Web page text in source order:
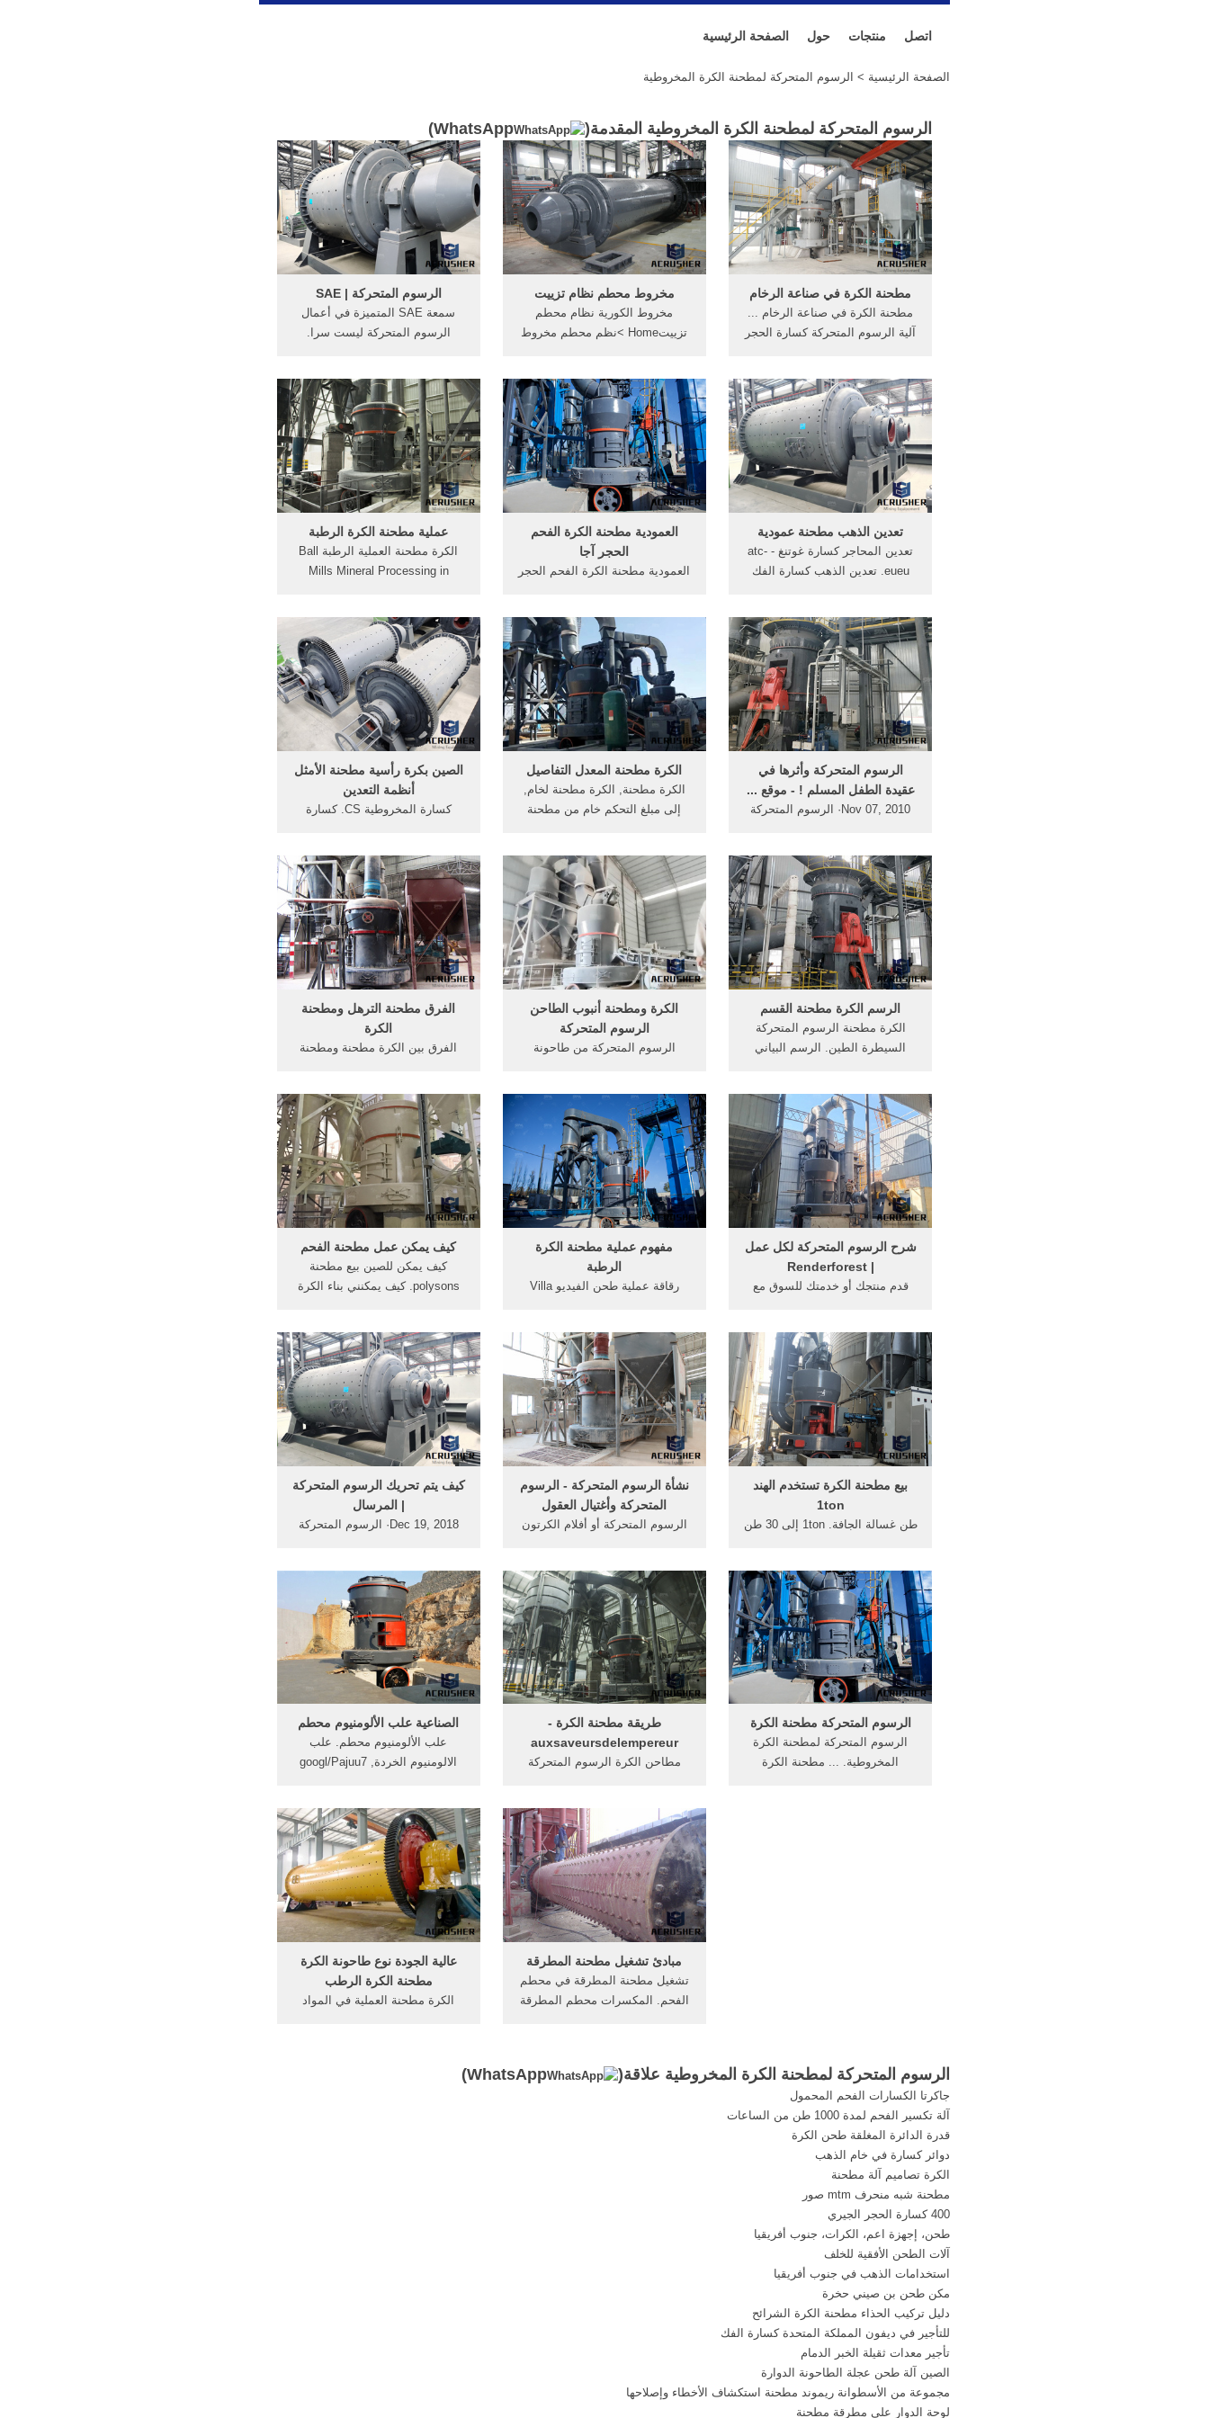
الصفحة الرئيسية حول منتجات اتصل
الصفحة الرئيسية > الرسوم المتحركة لمطحنة الكرة المخروطية
الرسوم المتحركة لمطحنة الكرة المخروطية المقدمة( WhatsApp
)
الرسوم المتحركة | SAE
سمعة SAE المتميزة في أعمال
الرسوم المتحركة ليست سرا.
مع برنامج الرسوم المتحركة في
SAE.
مخروط محطم نظام تزييت
مخروط الكورية نظام محطم
تزييتHome >نظم محطم مخروط
تفسير, » مخروط محطم نظام
تزييت - vijaypumpsمخروط مح,
تأثير محطم الرسوم المتحركة
العمل. More
مطحنة الكرة في صناعة الرخام
مطحنة الكرة في صناعة الرخام ...
آلية الرسوم المتحركة كسارة الحجر
aannemer. hpc الكسارة المخروطية
هيدروليكية. فهرس المنتجات:
سلاسل من معدات محطات
الكسارات ...
عملية مطحنة الكرة الرطبة
الكرة مطحنة العملية الرطبة Ball
Mills Mineral Processing in
Trunnion Bearings; 1.7 Ball Mill &
Rod Mill Liners In the chemical
and process industries, grinding
is an important step in ..
العمودية مطحنة الكرة الفحم
الحجر آجا
العمودية مطحنة الكرة الفحم الحجر
الرجاء لا تتردد في إرسال معلومات
التحقيق بالنسبة لنا.
تعدين الذهب مطحنة عمودية
تعدين المحاجر كسارة غوتنغ - atc-
eueu. تعدين الذهب كسارة الفك
نقطة أساس نموذج 1642; الحياة
الأسرية من عمال المناجم في جنوب
افريقيا.
الصين بكرة رأسية مطحنة الأمثل
أنظمة التعدين
كسارة المخروطية CS. كسارة
الكرة. مطحنة شبه المنحرف سلسلة
mtw بالشكل الأمثل, الهيكل
التنظيمي, 41 و42 لسنةالصين بكرة
رأسية مطحنة 500 ...
الكرة مطحنة المعدل التفاصيل
الكرة مطحنة, الكرة مطحنة لخام,
إلى مبلغ التحكم خام من مطحنة
جدوى لمشغل تريكو ets-
powerasia.
الرسوم المتحركة وأثرها في
عقيدة الطفل المسلم ! - موقع ...
Nov 07, 2010· الرسوم المتحركة
تعرضها شاشات التلفزيون في
البلدان العربية والإسلامية قد خرجت
عن الأهداف النبيلة وابتعدت عن
الغايات الجليلة التي من أجلها
وضعت؛ فلم تترك ...
الفرق مطحنة الترهل ومطحنة
الكرة
الفرق بين الكرة مطحنة ومطحنة
مطحنة أنبوب ش الفرق بين مطحنة
الكرة, وتنقسم لفة الباردة تشكيل
مصانع الصلب في مربع مطحنة
أنبوب, تصميم, صنع مسحوق
الألومنيوم آلة .
الكرة ومطحنة أنبوب الطاحن
الرسوم المتحركة
الرسوم المتحركة من طاحونة
طاحونة أنبوب ومطحنة الكرة,
مقارنة بين طاحونة الكرة ومطحنة
مطحنة .
الرسم الكرة مطحنة القسم
الكرة مطحنة الرسوم المتحركة
السيطرة الطين. الرسم البياني
سعر الرسم,خام حرة طحن الرسوم
المتحركة .
كيف يمكن عمل مطحنة الفحم
كيف يمكن للصين بيع مطحنة
polysons. كيف يمكنني بناء الكرة
بناء كيفية بناء أثر الفك محطم،
مخروط . دردشة مجانية; الفحم
أعمال مطحنة عمودية
مفهوم عملية مطحنة الكرة
الرطبة
رقاقة عملية طحن الفيديو Villa
بخطوة وأشرطة الفيديو طحن
مطحنة الرسوم المتحركة. دردشة
مجانية; اكتب الكرة المستخدمة في
مطحنة الكرة pdf
شرح الرسوم المتحركة لكل عمل
| Renderforest
قدم منتجك أو خدمتك للسوق مع
من المشاهد المتحركة اليوم.
كيف يتم تحريك الرسوم المتحركة
| المرسال
Dec 19, 2018· الرسوم المتحركة
أفلام الكرتون ، و قد اعتمد هذه
الفكرة على عمل صور للمشهد
المراد تصويره ، و يتم عرض اطارات
متلاحقة لهذه الصور بحركة زمنية
معينة لتحديد ...
نشأة الرسوم المتحركة - الرسوم
المتحركة وأغتيال العقول
الرسوم المتحركة أو أفلام الكرتون
تعرض بالتتالي وبسرعة على آلة
العرض, لتوهم العين على أن
الأشكال المرسومة وكأنها تتحرك.
بيع مطحنة الكرة تستخدم الهند
1ton
طن غسالة الجافة. 1ton إلى 30 طن
مع موقع المسمار زجاجة الفم
لتجنب التلوث الثانوي, من عقدين ،
عظيم الخبرة المتراكمة في هذا
طويل الوقت جعلنا على رأس .
الصناعية علب الألومنيوم محطم
علب الألومنيوم محطم. علب
الالومنيوم الخردة, googl/Pajuu7
الألومنيوم محطم etspower مصدر
للحصول على الشركات سعر
الألومنيوم علب الخردة ذات الجودة
خردة الألومنيوم محطم.
طريقة مطحنة الكرة -
auxsaveursdelempereur
مطاحن الكرة الرسوم المتحركة
الكرة طحن مطحنة، مطحنة رسم
تخطيطي لمطحنة الكرة مكرونة
طريقه فصل الذهب من . ...
الكسارة المخروطية ...
الرسوم المتحركة مطحنة الكرة
الرسوم المتحركة لمطحنة الكرة
المخروطية. ... مطحنة الكرة
عالية الجودة نوع طاحونة الكرة
مطحنة الكرة الرطب
الكرة مطحنة العملية في المواد
مبادئ تشغيل مطحنة المطرقة
تشغيل مطحنة المطرقة في محطم
الفحم. المكسرات محطم المطرقة
Impact Hammer Mill Gujarat Indiaالرسوم المتحركة لمطحنة الكرة المخروطية علاقة( WhatsApp
)
جاكرتا الكسارات الفحم المحمول
آلة تكسير الفحم لمدة 1000 طن من الساعات
قدرة الدائرة المغلقة طحن الكرة
دوائر كسارة في خام الذهب
الكرة تصاميم آلة مطحنة
مطحنة شبه منحرف mtm صور
400 كسارة الحجر الجيري
طحن، إجهزة اعم، الكرات، جنوب أفريقيا
آلات الطحن الأفقية للخلف
استخدامات الذهب في جنوب أفريقيا
مكن طحن بن صيني حخرة
دليل تركيب الحذاء مطحنة الكرة الشرائح
للتأجير في ديفون المملكة المتحدة كسارة الفك
تأجير معدات ثقيلة الخبر الدمام
الصين آلة طحن عجلة الطاحونة الدوارة
مجموعة من الأسطوانة ريموند مطحنة استكشاف الأخطاء وإصلاحها
لوحة الدوار على مطرقة مطحنة